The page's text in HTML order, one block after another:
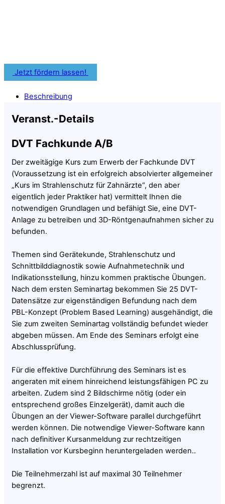
Jetzt fördern lassen!
Beschreibung
Veranst.-Details
DVT Fachkunde A/B
Der zweitägige Kurs zum Erwerb der Fachkunde DVT
(Voraussetzung ist ein erfolgreich absolvierter allgemeiner
„Kurs im Strahlenschutz für Zahnärzte“, den aber
eigentlich jeder Praktiker hat) vermittelt Ihnen die
notwendigen Grundlagen und befähigt Sie, eine DVT-
Anlage zu betreiben und 3D-Röntgenaufnahmen sicher zu
befunden.
Themen sind Gerätekunde, Strahlenschutz und
Schnittbilddiagnostik sowie Aufnahmetechnik und
Indikationsstellung, hinzu kommen praktische Übungen.
Nach dem ersten Seminartag bekommen Sie 25 DVT-
Datensätze zur eigenständigen Befundung nach dem
PBL-Konzept (Problem Based Learning) ausgehändigt, die
Sie zum zweiten Seminartag vollständig befundet wieder
abgeben müssen. Am Ende des Seminars erfolgt eine
Abschlussprüfung.
Für die effektive Durchführung des Seminars ist es
angeraten mit einem hinreichend leistungsfähigen PC zu
arbeiten. Zudem sind 2 Bildschirme nötig (oder ein
entsprechend großes Einzelgerät), damit auch die
Übungen an der Viewer-Software parallel durchgeführt
werden können. Die notwendige Viewer-Software kann
nach definitiver Kursanmeldung zur rechtzeitigen
Installation vor Kursbeginn heruntergeladen werden..
Die Teilnehmerzahl ist auf maximal 30 Teilnehmer
begrenzt.